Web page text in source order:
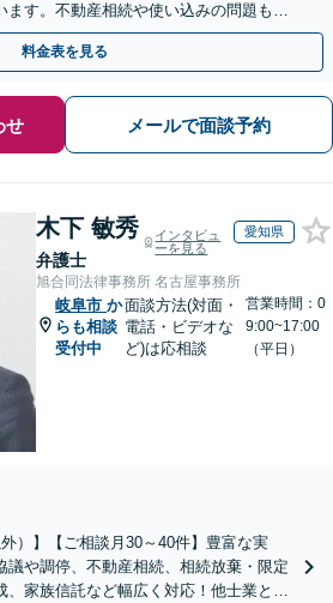
ます。不動産相続や使い込みの問題も分
能。LINE予約受付中
料金表を見る
せ メールで面談予約
木下 敏秀
弁護士
インタビュ
ーを見る
愛知県
旭合同法律事務所 名古屋事務所
岐阜市 か
らも相談
受付中
面談方法(対面・
電話・ビデオな
ど)は応相談
営業時間：0
9:00~17:00
（平日）
）】【ご相談月30～40件】豊富な実
議や調停、不動産相続、相続放棄・限定
、家族信託など幅広く対応！他士業と連